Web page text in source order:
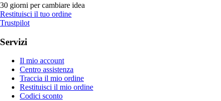
30 giorni per cambiare idea
Restituisci il tuo ordine
Trustpilot
Servizi
Il mio account
Centro assistenza
Traccia il mio ordine
Restituisci il mio ordine
Codici sconto